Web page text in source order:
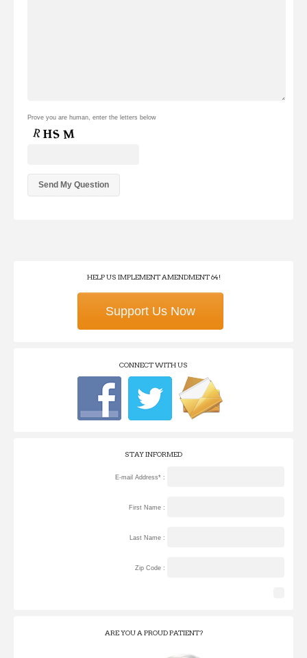
Prove you are human, enter the letters below
HELP US IMPLEMENT AMENDMENT 64!
Support Us Now
CONNECT WITH US
STAY INFORMED
E-mail Address* :
First Name :
Last Name :
Zip Code :
ARE YOU A PROUD PATIENT?